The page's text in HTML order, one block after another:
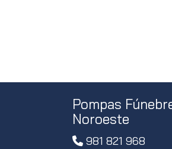
Pompas
Noroeste
981 821 968